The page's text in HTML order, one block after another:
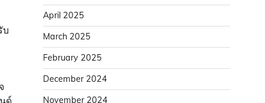
บ
April 2025
March 2025
February 2025
December 2024
November 2024